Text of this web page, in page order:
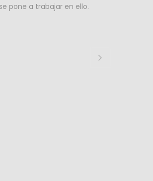
pone a trabajar en ello.